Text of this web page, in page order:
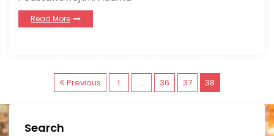
Read More
N
Previous 1 … 36 37 38
Search